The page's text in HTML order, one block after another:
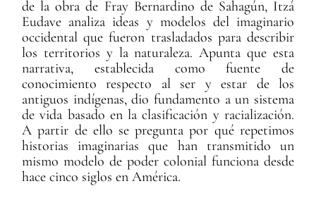
de la obra de Fray Bernardino de Sahagún, Itzá
Eudave analiza ideas y modelos del imaginario
occidental que fueron trasladados para describir
los territorios y la naturaleza. Apunta que esta
narrativa, establecida como fuente de
conocimiento respecto al ser y estar de los
antiguos indígenas, dio fundamento a un sistema
de vida basado en la clasificación y racialización.
A partir de ello se pregunta por qué repetimos
historias imaginarias que han transmitido un
mismo modelo de poder colonial funciona desde
hace cinco siglos en América.